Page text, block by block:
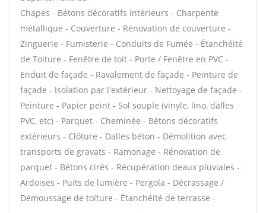
Chapes - Bétons décoratifs intérieurs - Charpente
métallique - Couverture - Rénovation de couverture -
Zinguerie - Fumisterie - Conduits de Fumée - Étanchéité
de Toiture - Fenêtre de toit - Porte / Fenêtre en PVC -
Enduit de façade - Ravalement de façade - Peinture de
façade - Isolation par l'extérieur - Nettoyage de façade -
Peinture - Papier peint - Sol souple (vinyle, lino, dalles
PVC, etc) - Parquet - Cheminée - Bétons décoratifs
extérieurs - Clôture - Dalles béton - Démolition avec
transports de gravats - Ramonage - Rénovation de
parquet - Bétons cirés - Récupération deaux pluviales -
Ardoises - Puits de lumière - Pergola - Décrassage /
Démoussage de toiture - Étanchéité de terrasse -